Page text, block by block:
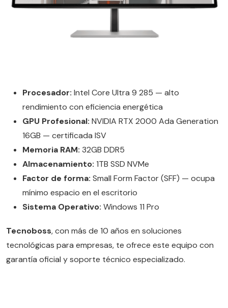
Procesador: Intel Core Ultra 9 285 — alto
rendimiento con eficiencia energética
GPU Profesional: NVIDIA RTX 2000 Ada Generation
16GB — certificada ISV
Memoria RAM: 32GB DDR5
Almacenamiento: 1TB SSD NVMe
Factor de forma: Small Form Factor (SFF) — ocupa
mínimo espacio en el escritorio
Sistema Operativo: Windows 11 Pro
Tecnoboss, con más de 10 años en soluciones
tecnológicas para empresas, te ofrece este equipo con
garantía oficial y soporte técnico especializado.